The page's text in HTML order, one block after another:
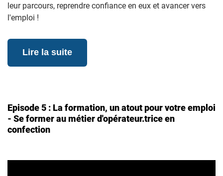
leur parcours, reprendre confiance en eux et avancer vers
l'emploi !
Lire la suite
Episode 5 : La formation, un atout pour votre emploi
- Se former au métier d'opérateur.trice en
confection